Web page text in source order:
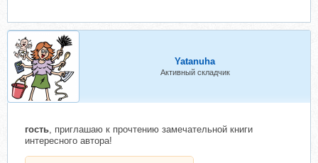
Yatanuha
Активный складчик
гость, приглашаю к прочтению замечательной книги
интересного автора!